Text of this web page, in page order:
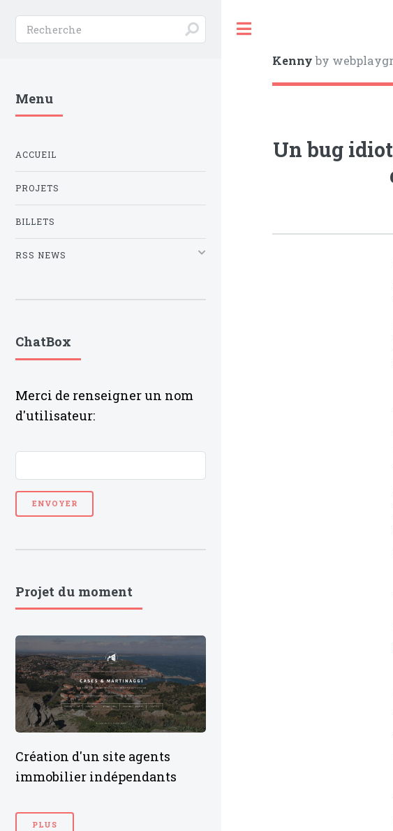
Kennyby
Un bug
Menu
ACCUEIL
PROJETS
BILLETS
RSS NEWS
ChatBox
Merci de renseigner un nom
d'utilisateur:
Projet du moment
Création d'un site agents
immobilier indépendants
PLUS